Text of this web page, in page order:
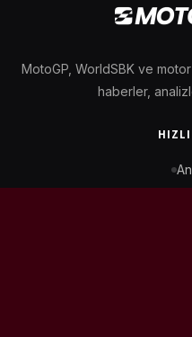
MotoGP, WorldSBK ve
haberler,
HIZLI